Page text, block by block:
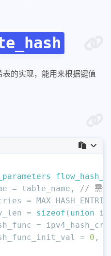
的实现，能用来根据键值
= table_name,
// 需保
=
=
sizeof ( union
=
=
0 ,